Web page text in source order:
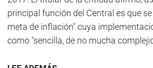
principal función del Central es que
meta de inflación" cuya
como "sencilla, de no mucha